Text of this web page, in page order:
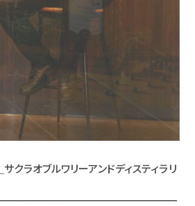
＿サクラオブルワリーアンドディスティラリ